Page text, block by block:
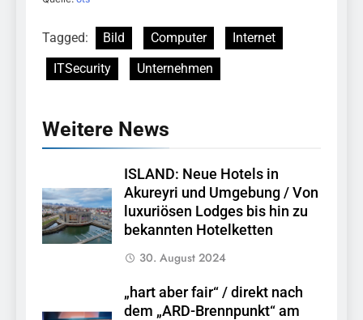
Tagged: Bild Computer
Internet
ITSecurity
Unternehmen
Weitere News
ISLAND: Neue Hotels in
Akureyri und Umgebung / Von
luxuriösen Lodges bis hin zu
bekannten Hotelketten
30. August 2024
„hart aber fair“ / direkt nach
dem „ARD-Brennpunkt“ am